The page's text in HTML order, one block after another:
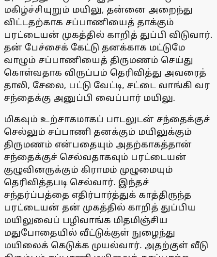
மகிழ்ச்சியுறும் மயிலு, தன்னை அறைந்து
விட்டதற்காக சப்பாணியைத் தாக்கும்
பரட்டையன் முகத்தில் காறித் துப்பி விடுவார்.
தன் பேச்சைக் கேட்டு தனக்காக மட்டுமே
வாழும் சப்பாணியைத் திருமணம் செய்து
கொள்வதாக விருப்பம் தெரிவித்து அவரைத்
தாலி, சேலை, பட்டு வேட்டி, சட்டை வாங்கி வர
சந்தைக்கு அனுப்பி வைப்பார் மயிலு.
மிகவும் உற்சாகமாகப் பாடலுடன் சந்தைக்குச்
செல்லும் சப்பாணி தனக்கும் மயிலுக்கும்
திருமணம் என்பதையும் அதற்காகத்தான்
சந்தைக்குச் செல்வதாகவும் பரட்டையன்
குழுவினருக்கும் கிராமம் முழுமையும்
தெரிவித்தபடி செல்வார். இந்தச்
சந்தர்ப்பத்தை எதிர்பார்த்துக் காத்திருந்த
பரட்டையன் தன் முகத்தில் காறித் துப்பிய
மயிலுவைப் பழிவாங்க மிதமிஞ்சிய
மதுபோதையில் வீட்டுக்குள் நுழைந்து
மயிலைக் கெடுக்க முயல்வார். அதற்குள் வீடு